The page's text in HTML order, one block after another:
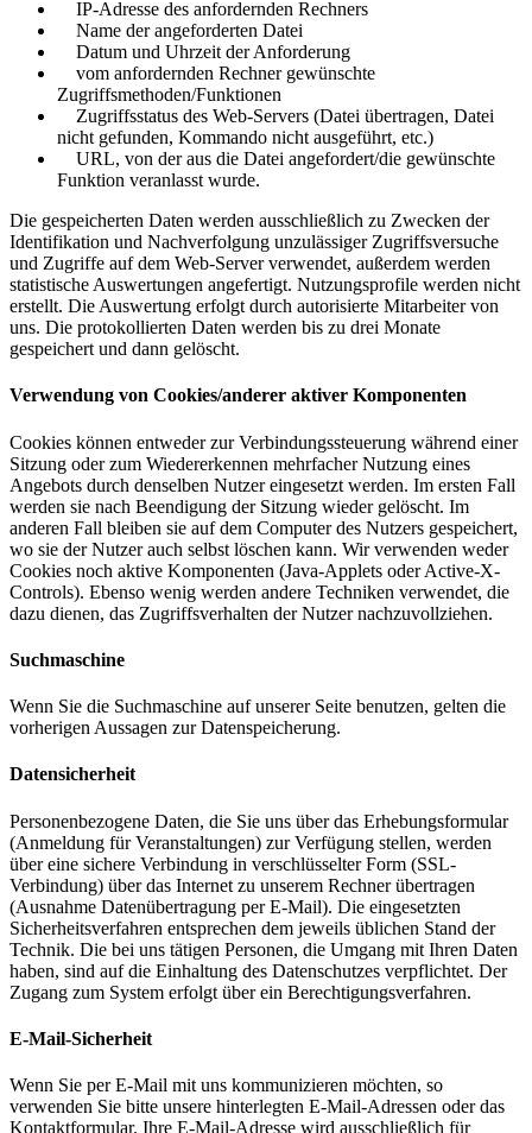
IP-Adresse des anfordernden Rechners
Name der angeforderten Datei
Datum und Uhrzeit der Anforderung
vom anfordernden Rechner gewünschte
Zugriffsmethoden/Funktionen
Zugriffsstatus des Web-Servers (Datei übertragen, Datei
nicht gefunden, Kommando nicht ausgeführt, etc.)
URL, von der aus die Datei angefordert/die gewünschte
Funktion veranlasst wurde.
Die gespeicherten Daten werden ausschließlich zu Zwecken der
Identifikation und Nachverfolgung unzulässiger Zugriffsversuche
und Zugriffe auf dem Web-Server verwendet, außerdem werden
statistische Auswertungen angefertigt. Nutzungsprofile werden nicht
erstellt. Die Auswertung erfolgt durch autorisierte Mitarbeiter von
uns. Die protokollierten Daten werden bis zu drei Monate
gespeichert und dann gelöscht.
Verwendung von Cookies/anderer aktiver Komponenten
Cookies können entweder zur Verbindungssteuerung während einer
Sitzung oder zum Wiedererkennen mehrfacher Nutzung eines
Angebots durch denselben Nutzer eingesetzt werden. Im ersten Fall
werden sie nach Beendigung der Sitzung wieder gelöscht. Im
anderen Fall bleiben sie auf dem Computer des Nutzers gespeichert,
wo sie der Nutzer auch selbst löschen kann. Wir verwenden weder
Cookies noch aktive Komponenten (Java-Applets oder Active-X-
Controls). Ebenso wenig werden andere Techniken verwendet, die
dazu dienen, das Zugriffsverhalten der Nutzer nachzuvollziehen.
Suchmaschine
Wenn Sie die Suchmaschine auf unserer Seite benutzen, gelten die
vorherigen Aussagen zur Datenspeicherung.
Datensicherheit
Personenbezogene Daten, die Sie uns über das Erhebungsformular
(Anmeldung für Veranstaltungen) zur Verfügung stellen, werden
über eine sichere Verbindung in verschlüsselter Form (SSL-
Verbindung) über das Internet zu unserem Rechner übertragen
(Ausnahme Datenübertragung per E-Mail). Die eingesetzten
Sicherheitsverfahren entsprechen dem jeweils üblichen Stand der
Technik. Die bei uns tätigen Personen, die Umgang mit Ihren Daten
haben, sind auf die Einhaltung des Datenschutzes verpflichtet. Der
Zugang zum System erfolgt über ein Berechtigungsverfahren.
E-Mail-Sicherheit
Wenn Sie per E-Mail mit uns kommunizieren möchten, so
verwenden Sie bitte unsere hinterlegten E-Mail-Adressen oder das
Kontaktformular. Ihre E-Mail-Adresse wird ausschließlich für